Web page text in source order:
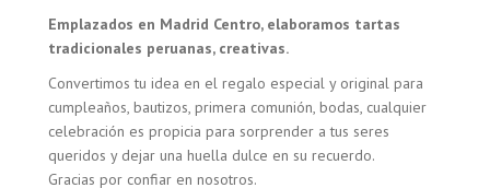
Emplazados en Madrid Centro, elaboramos tartas
tradicionales peruanas, creativas.
Convertimos tu idea en el regalo especial y original para
cumpleaños, bautizos, primera comunión, bodas, cualquier
celebración es propicia para sorprender a tus seres
queridos y dejar una huella dulce en su recuerdo.
Gracias por confiar en nosotros.